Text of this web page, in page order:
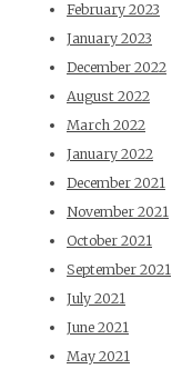
February 2023
January 2023
December 2022
August 2022
March 2022
January 2022
December 2021
November 2021
October 2021
September 2021
July 2021
June 2021
May 2021